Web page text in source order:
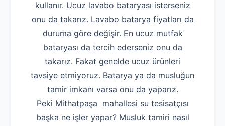
kullanır. Ucuz lavabo bataryası isterseniz
onu da takarız. Lavabo batarya fiyatları da
duruma göre değişir. En ucuz mutfak
bataryası da tercih ederseniz onu da
takarız. Fakat genelde ucuz ürünleri
tavsiye etmiyoruz. Batarya ya da musluğun
tamir imkanı varsa onu da yaparız.
Peki Mithatpaşa mahallesi su tesisatçısı
başka ne işler yapar? Musluk tamiri nasıl